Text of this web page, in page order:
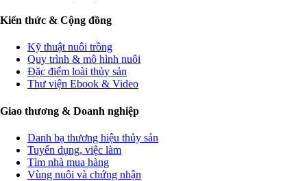
Kiến thức & Cộng đồng
Kỹ thuật nuôi trồng
Quy trình & mô hình nuôi
Đặc điểm loài thủy sản
Thư viện Ebook & Video
Giao thương & Doanh nghiệp
Danh bạ thương hiệu thủy sản
Tuyển dụng, việc làm
Tìm nhà mua hàng
Vùng nuôi và chứng nhận